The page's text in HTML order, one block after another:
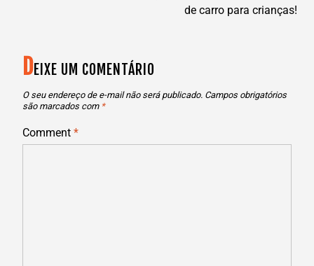
POST
de carro para crianças!
DEIXE UM COMENTÁRIO
O seu endereço de e-mail não será publicado. Campos obrigatórios
são marcados com *
Comment *